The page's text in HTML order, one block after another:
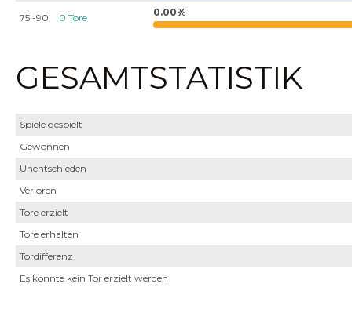
75'-90' 0 Tore 0.00%
GESAMTSTATISTIK
Spiele gespielt
Gewonnen
Unentschieden
Verloren
Tore erzielt
Tore erhalten
Tordifferenz
Es konnte kein Tor erzielt werden